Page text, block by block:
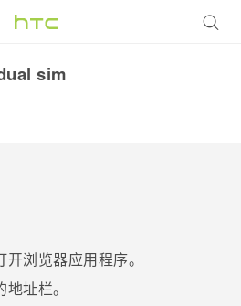
sim‎
开浏览器应用程序。
址栏。